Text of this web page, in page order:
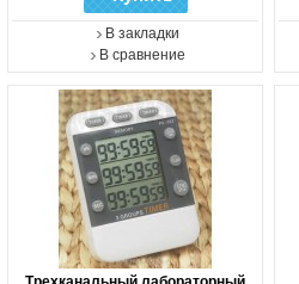
В закладки
В сравнение